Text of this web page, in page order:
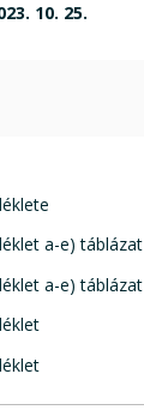
10. 25.
a-e) táblázat
a-e) táblázat